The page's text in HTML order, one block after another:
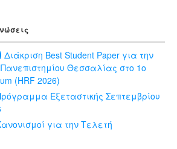
Διάκριση Best Student Paper για την
Θεσσαλίας στο 1ο
(HRF 2026)
Εξεταστικής Σεπτεμβρίου
για την Τελετή